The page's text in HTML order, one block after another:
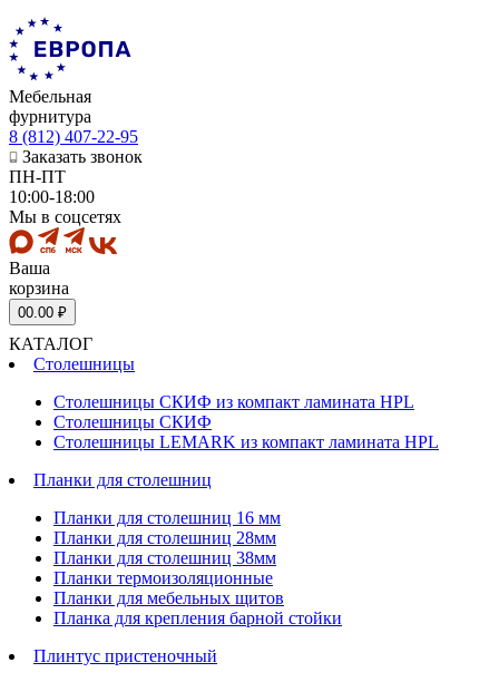
Мебельная
фурнитура
8 (812) 407-22-95
Заказать звонок
ПН-ПТ
10:00-18:00
Мы в соцсетях
Ваша
корзина
00.00 ₽
КАТАЛОГ
Столешницы
Столешницы СКИФ из компакт ламината HPL
Столешницы СКИФ
Столешницы LEMARK из компакт ламината HPL
Планки для столешниц
Планки для столешниц 16 мм
Планки для столешниц 28мм
Планки для столешниц 38мм
Планки термоизоляционные
Планки для мебельных щитов
Планка для крепления барной стойки
Плинтус пристеночный